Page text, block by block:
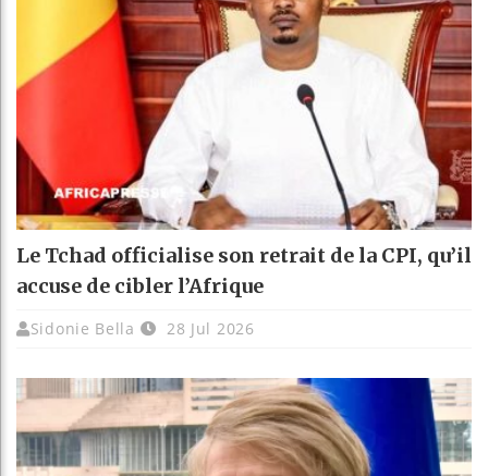
Le Tchad officialise son retrait de la CPI, qu’il
accuse de cibler l’Afrique
Sidonie Bella 28 Jul 2026